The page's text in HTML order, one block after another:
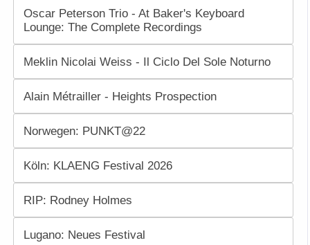
Oscar Peterson Trio - At Baker's Keyboard
Lounge: The Complete Recordings
Meklin Nicolai Weiss - Il Ciclo Del Sole Noturno
Alain Métrailler - Heights Prospection
Norwegen: PUNKT@22
Köln: KLAENG Festival 2026
RIP: Rodney Holmes
Lugano: Neues Festival